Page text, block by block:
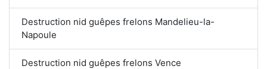
Destruction nid guêpes frelons Mandelieu-la-
Napoule
Destruction nid guêpes frelons Vence